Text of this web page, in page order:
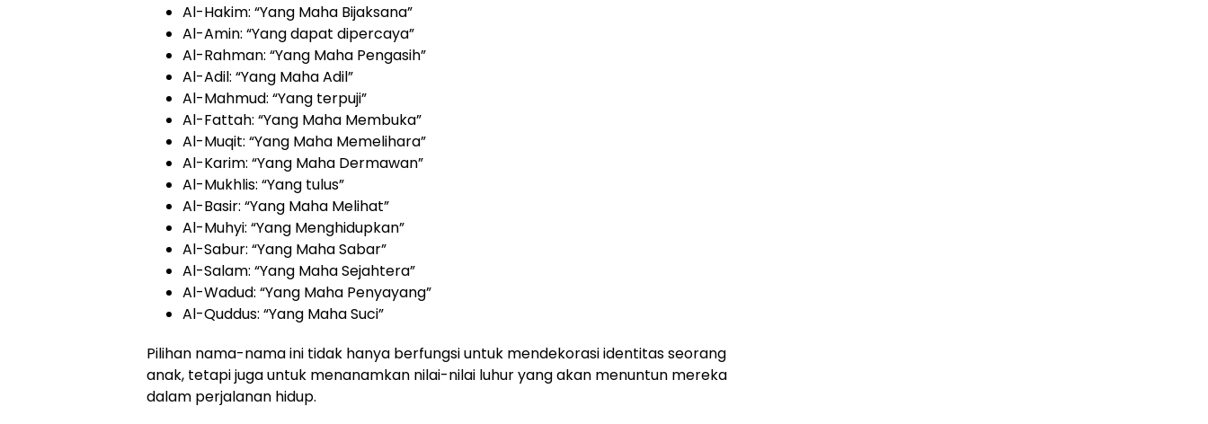
Al-Hakim: “Yang Maha Bijaksana”
Al-Amin: “Yang dapat dipercaya”
Al-Rahman: “Yang Maha Pengasih”
Al-Adil: “Yang Maha Adil”
Al-Mahmud: “Yang terpuji”
Al-Fattah: “Yang Maha Membuka”
Al-Muqit: “Yang Maha Memelihara”
Al-Karim: “Yang Maha Dermawan”
Al-Mukhlis: “Yang tulus”
Al-Basir: “Yang Maha Melihat”
Al-Muhyi: “Yang Menghidupkan”
Al-Sabur: “Yang Maha Sabar”
Al-Salam: “Yang Maha Sejahtera”
Al-Wadud: “Yang Maha Penyayang”
Al-Quddus: “Yang Maha Suci”
Pilihan nama-nama ini tidak hanya berfungsi untuk mendekorasi identitas seorang
anak, tetapi juga untuk menanamkan nilai-nilai luhur yang akan menuntun mereka
dalam perjalanan hidup.